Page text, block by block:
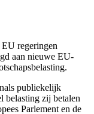
regeringen
aan nieuwe EU-
publiekelijk
belasting zij betalen
Parlement en de